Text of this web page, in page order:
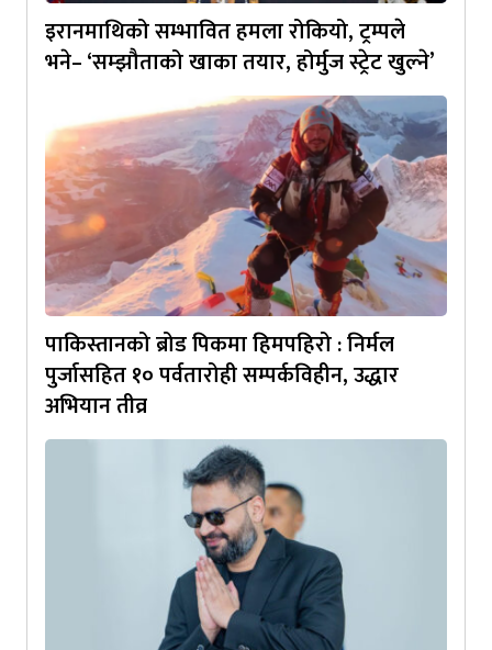
इरानमाथिको सम्भावित हमला रोकियो, ट्रम्पले
भने– ‘सम्झौताको खाका तयार, होर्मुज स्ट्रेट खुल्ने’
पाकिस्तानको ब्रोड पिकमा हिमपहिरो : निर्मल
पुर्जासहित १० पर्वतारोही सम्पर्कविहीन, उद्धार
अभियान तीव्र